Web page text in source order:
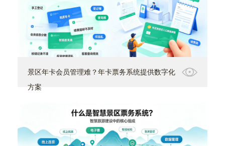
景区年卡会员管理难？年卡票务系统提供数字化
方案